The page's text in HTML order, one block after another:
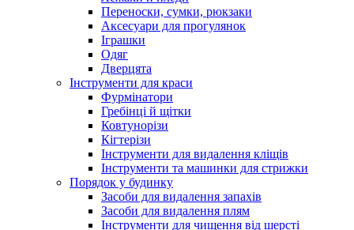
Переноски, сумки, рюкзаки
Аксесуари для прогулянок
Іграшки
Одяг
Дверцята
Інструменти для краси
Фурмінатори
Гребінці й щітки
Ковтунорізи
Кігтерізи
Інструменти для видалення кліщів
Інструменти та машинки для стрижки
Порядок у будинку
Засоби для видалення запахів
Засоби для видалення плям
Інструменти для чищення від шерсті